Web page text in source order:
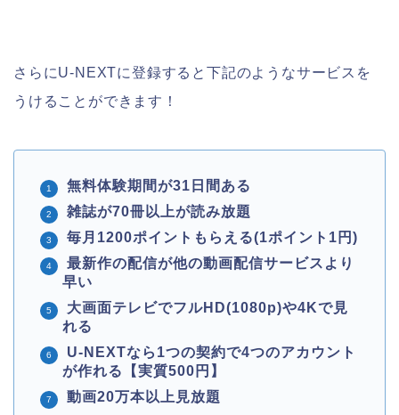
さらにU-NEXTに登録すると下記のようなサービスを
うけることができます！
無料体験期間が31日間ある
雑誌が70冊以上が読み放題
毎月1200ポイントもらえる(1ポイント1円)
最新作の配信が他の動画配信サービスより
早い
大画面テレビでフルHD(1080p)や4Kで見
れる
U-NEXTなら1つの契約で4つのアカウント
が作れる【実質500円】
動画20万本以上見放題